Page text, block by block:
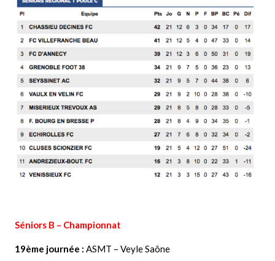
Séniors B – Championnat
19ème journée : ASMT – VeyleSaône